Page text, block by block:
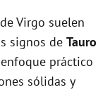
Virgo suelen
signos de Tauro
práctico
sólidas y